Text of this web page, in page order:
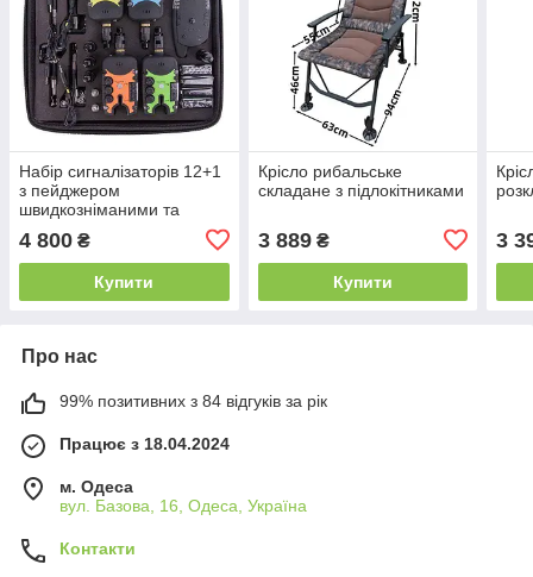
Набір сигналізаторів 12+1
з пейджером
швидкозніманими та
4 800 ₴
Купити
Крісло рибальське
складане з підлокітниками
3 889₴
Купити
3
Про нас
99% позитивних з 84 відгуків за рік
Працює з 18.04.2024
м. Одеса
вул. Базова, 16, Одеса, Україна
Контакти